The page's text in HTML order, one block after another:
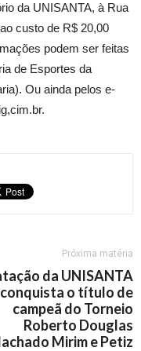
da UNISANTA, à Rua
custo de R$ 20,00
podem ser feitas
de Esportes da
Ou ainda pelos e-
Próxima matéria
da UNISANTA
conquista o título de
campeã do Torneio
Roberto Douglas
Mirim e Petiz